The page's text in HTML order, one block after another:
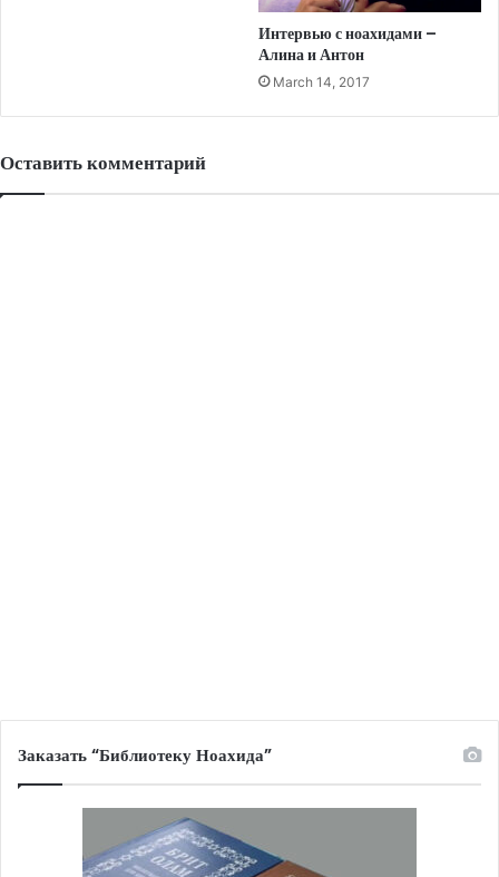
Интервью с ноахидами –
Алина и Антон
March 14, 2017
Оставить комментарий
Заказать “Библиотеку Ноахида”